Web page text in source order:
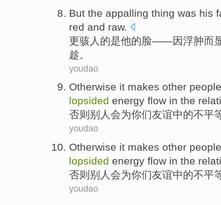
But the appalling thing was his
red and raw.
更骇 人的是他的 脸——因浮肿而
趁。
youdao
Otherwise it makes other people
lopsided energy flow in the
否则 别人 会为你们友谊中的不平
youdao
Otherwise it makes other people
lopsided energy flow in the
否则 别人 会为你们友谊中的不平
youdao